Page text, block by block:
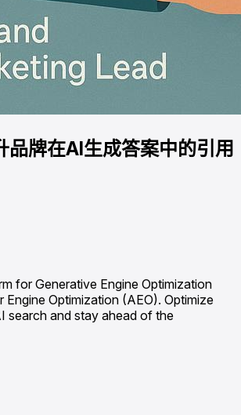
品牌在AI生成答案中的引用
for Generative Engine Optimization
Engine Optimization (AEO). Optimize
search and stay ahead of the